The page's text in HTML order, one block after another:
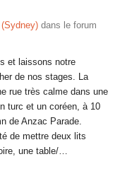
dans le forum
et laissons notre
de nos stages. La
rue très calme dans une
turc et un coréen, à 10
de Anzac Parade.
de mettre deux lits
une table/…